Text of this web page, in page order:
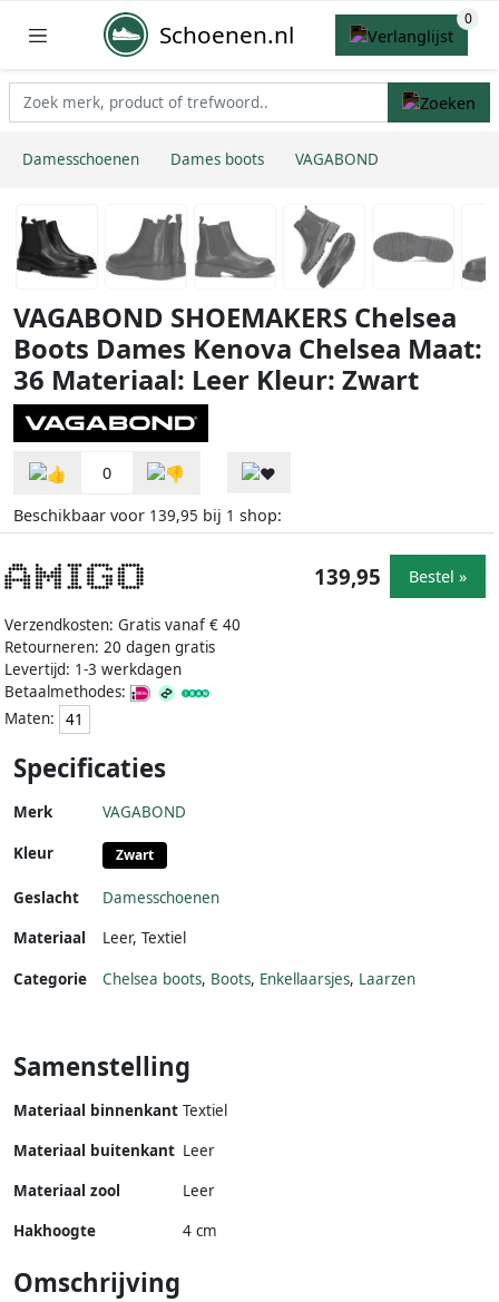
Schoenen.nl
Damesschoenen Dames boots VAGABOND
VAGABOND SHOEMAKERS Chelsea
Boots Dames Kenova Chelsea Maat:
36 Materiaal: Leer Kleur: Zwart
0
Beschikbaar voor 139,95 bij 1 shop:
Verzendkosten: Gratis vanaf € 40
Retourneren: 20 dagen gratis
Levertijd: 1-3 werkdagen
Betaalmethodes:
Maten:
41
139,95 Bestel »
Specificaties
Merk VAGABOND
Kleur Zwart
Geslacht
Damesschoenen
Materiaal
Leer, Textiel
Categorie Chelsea boots, Boots, Enkellaarsjes, Laarzen
Samenstelling
Materiaal binnenkant Textiel
Materiaal buitenkant Leer
Materiaal zool
Leer
Hakhoogte
4 cm
Omschrijving